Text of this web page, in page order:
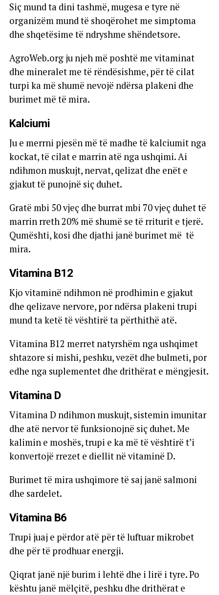
Siç mund ta dini tashmë, mugesa e tyre në
organizëm mund të shoqërohet me simptoma
dhe shqetësime të ndryshme shëndetsore.
AgroWeb.org ju njeh më poshtë me vitaminat
dhe mineralet me të rëndësishme, për të cilat
turpi ka më shumë nevojë ndërsa plakeni dhe
burimet më të mira.
Kalciumi
Ju e merrni pjesën më të madhe të kalciumit nga
kockat, të cilat e marrin atë nga ushqimi. Ai
ndihmon muskujt, nervat, qelizat dhe enët e
gjakut të punojnë siç duhet.
Gratë mbi 50 vjeç dhe burrat mbi 70 vjeç duhet të
marrin rreth 20% më shumë se të rriturit e tjerë.
Qumështi, kosi dhe djathi janë burimet më të
mira.
Vitamina B12
Kjo vitaminë ndihmon në prodhimin e gjakut
dhe qelizave nervore, por ndërsa plakeni trupi
mund ta ketë të vështirë ta përthithë atë.
Vitamina B12 merret natyrshëm nga ushqimet
shtazore si mishi, peshku, vezët dhe bulmeti, por
edhe nga suplementet dhe drithërat e mëngjesit.
Vitamina D
Vitamina D ndihmon muskujt, sistemin imunitar
dhe atë nervor të funksionojnë siç duhet. Me
kalimin e moshës, trupi e ka më të vështirë t’i
konvertojë rrezet e diellit në vitaminë D.
Burimet të mira ushqimore të saj janë salmoni
dhe sardelet.
Vitamina B6
Trupi juaj e përdor atë për të luftuar mikrobet
dhe për të prodhuar energji.
Qiqrat janë një burim i lehtë dhe i lirë i tyre. Po
kështu janë mëlçitë, peshku dhe drithërat e